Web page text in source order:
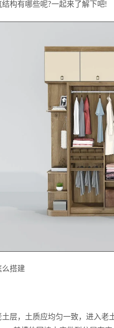
构有哪些呢?一起来了解下吧!
搭建
，土质应均匀一致，进入老